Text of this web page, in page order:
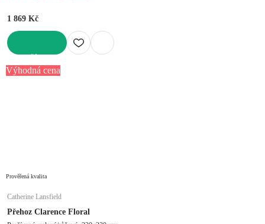
1 869 Kč
Výhodná cena
Prověřená kvalita
Catherine Lansfield
Přehoz Clarence Floral